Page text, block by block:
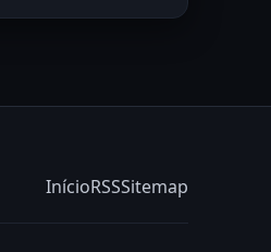
InícioRSSSitemap